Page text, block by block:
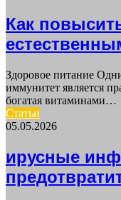
Как
Здоровое питание
иммунитет является
богатая витаминами…
Статьи
05.05.2026
ирусные